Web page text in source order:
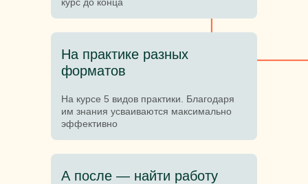
На практике разных
форматов
На курсе 5 видов практики. Благодаря
им знания усваиваются максимально
эффективно
А после — найти работу